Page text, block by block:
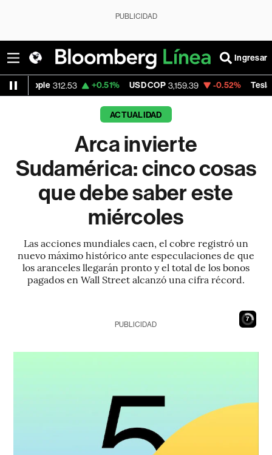
PUBLICIDAD
Ingresar
+0.51% USD COP 3,159.39 -0.52% Tesla 319.55 -
ACTUALIDAD
Arca invierte
Sudamérica: cinco cosas
que debe saber este
miércoles
Las acciones mundiales caen, el cobre registró un
nuevo máximo histórico ante especulaciones de que
los aranceles llegarán pronto y el total de los bonos
pagados en Wall Street alcanzó una cifra récord.
6
PUBLICIDAD